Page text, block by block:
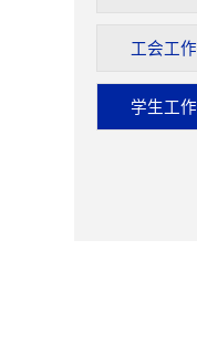
工会工作
学生工作